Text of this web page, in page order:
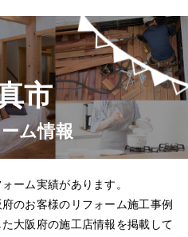
市
ム情報
ーム実績があります。
のお客様のリフォーム施工事例
大阪府の施工店情報を掲載して